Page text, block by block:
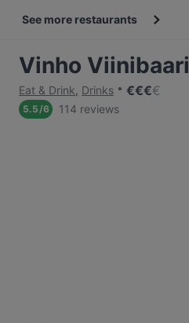
See more restaurants
Vinho Viinibaari
Eat & Drink, Drinks €€€€
5.5/6 114 reviews